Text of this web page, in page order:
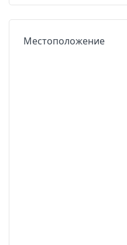
Местоположение